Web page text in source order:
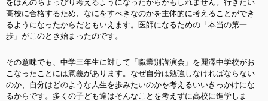
をほんのちょっぴり考えるようになったからかもしれません。行きたい
高校に合格するため、なにをすべきなのかを主体的に考えることができ
るようになったからだともいえます。医師になるための「本当の第一
歩」がこのとき始まったのです。
その意味でも、中学三年生に対して「職業別講演会」を麗澤中学校がお
こなったことには意義があります。なぜ自分は勉強しなければならない
のか、自分はどのような人生を歩みたいのかを考えるいいきっかけにな
るからです。多くの子ども達はそんなことを考えずに高校に進学しま